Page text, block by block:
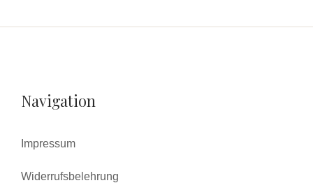
Navigation
Impressum
Widerrufsbelehrung